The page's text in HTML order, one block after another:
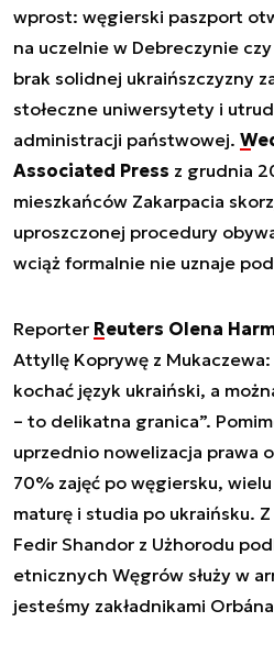
wprost: węgierski paszport
na uczelnie w Debreczynie
brak solidnej ukraińszczyzny
stołeczne uniwersytety i
administracji państwowej.
Associated Press z grudnia
mieszkańców Zakarpacia
uproszczonej procedury
wciąż formalnie nie uznaje
Reporter Reuters Olena
Attyllę Koprywę z
kochać język ukraiński, a
– to delikatna granica”.
uprzednio nowelizacja prawa
70% zajęć po węgiersku,
maturę i studia po ukraińsku.
Fedir Shandor z Użhorodu
etnicznych Węgrów służy w
jesteśmy zakładnikami